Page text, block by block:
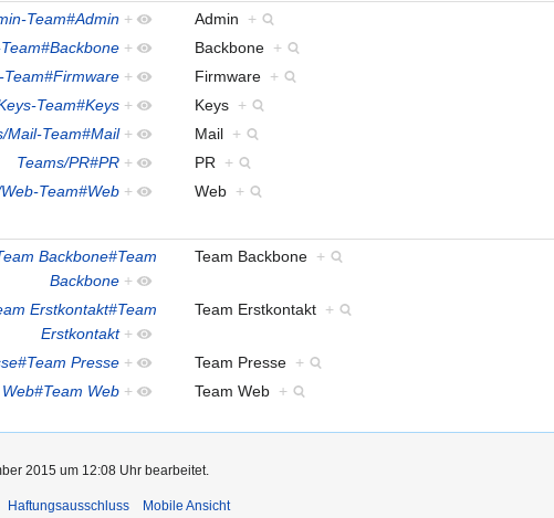
Team#Admin + Admin +
+ Backbone +
+ Firmware +
Team#Keys + Keys +
Mail-Team#Mail + Mail +
Teams/PR#PR + PR +
Team#Web + Web +
Backbone#Team
Backbone +
Team Backbone +
Erstkontakt#Team
Erstkontakt +
Team Erstkontakt +
Presse + Team Presse +
Web + Team Web +
2015 um 12:08 Uhr bearbeitet.
Haftungsausschluss Mobile Ansicht